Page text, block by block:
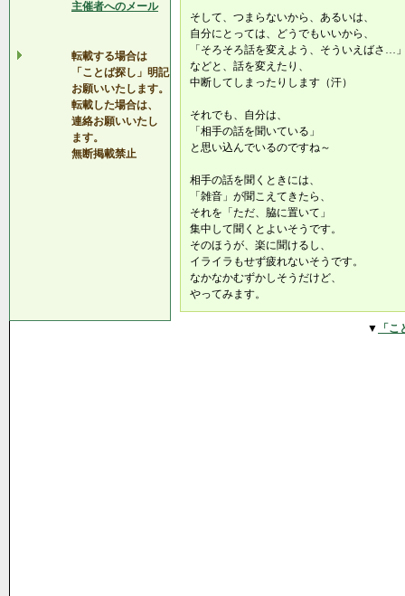
主催者へのメール
転載する場合は
「ことば探し」明記
お願いいたします。
転載した場合は、
連絡お願いいたし
ます。
無断掲載禁止
そして、つまらないから、あるいは、
自分にとっては、どうでもいいから、
「そろそろ話を変えよう、そういえばさ…
などと、話を変えたり、
中断してしまったりします（汗）
それでも、自分は、
「相手の話を聞いている」
と思い込んでいるのですね～
相手の話を聞くときには、
「雑音」が聞こえてきたら、
それを「ただ、脇に置いて」
集中して聞くとよいそうです。
そのほうが、楽に聞けるし、
イライラもせず疲れないそうです。
なかなかむずかしそうだけど、
やってみます。
▼ 「